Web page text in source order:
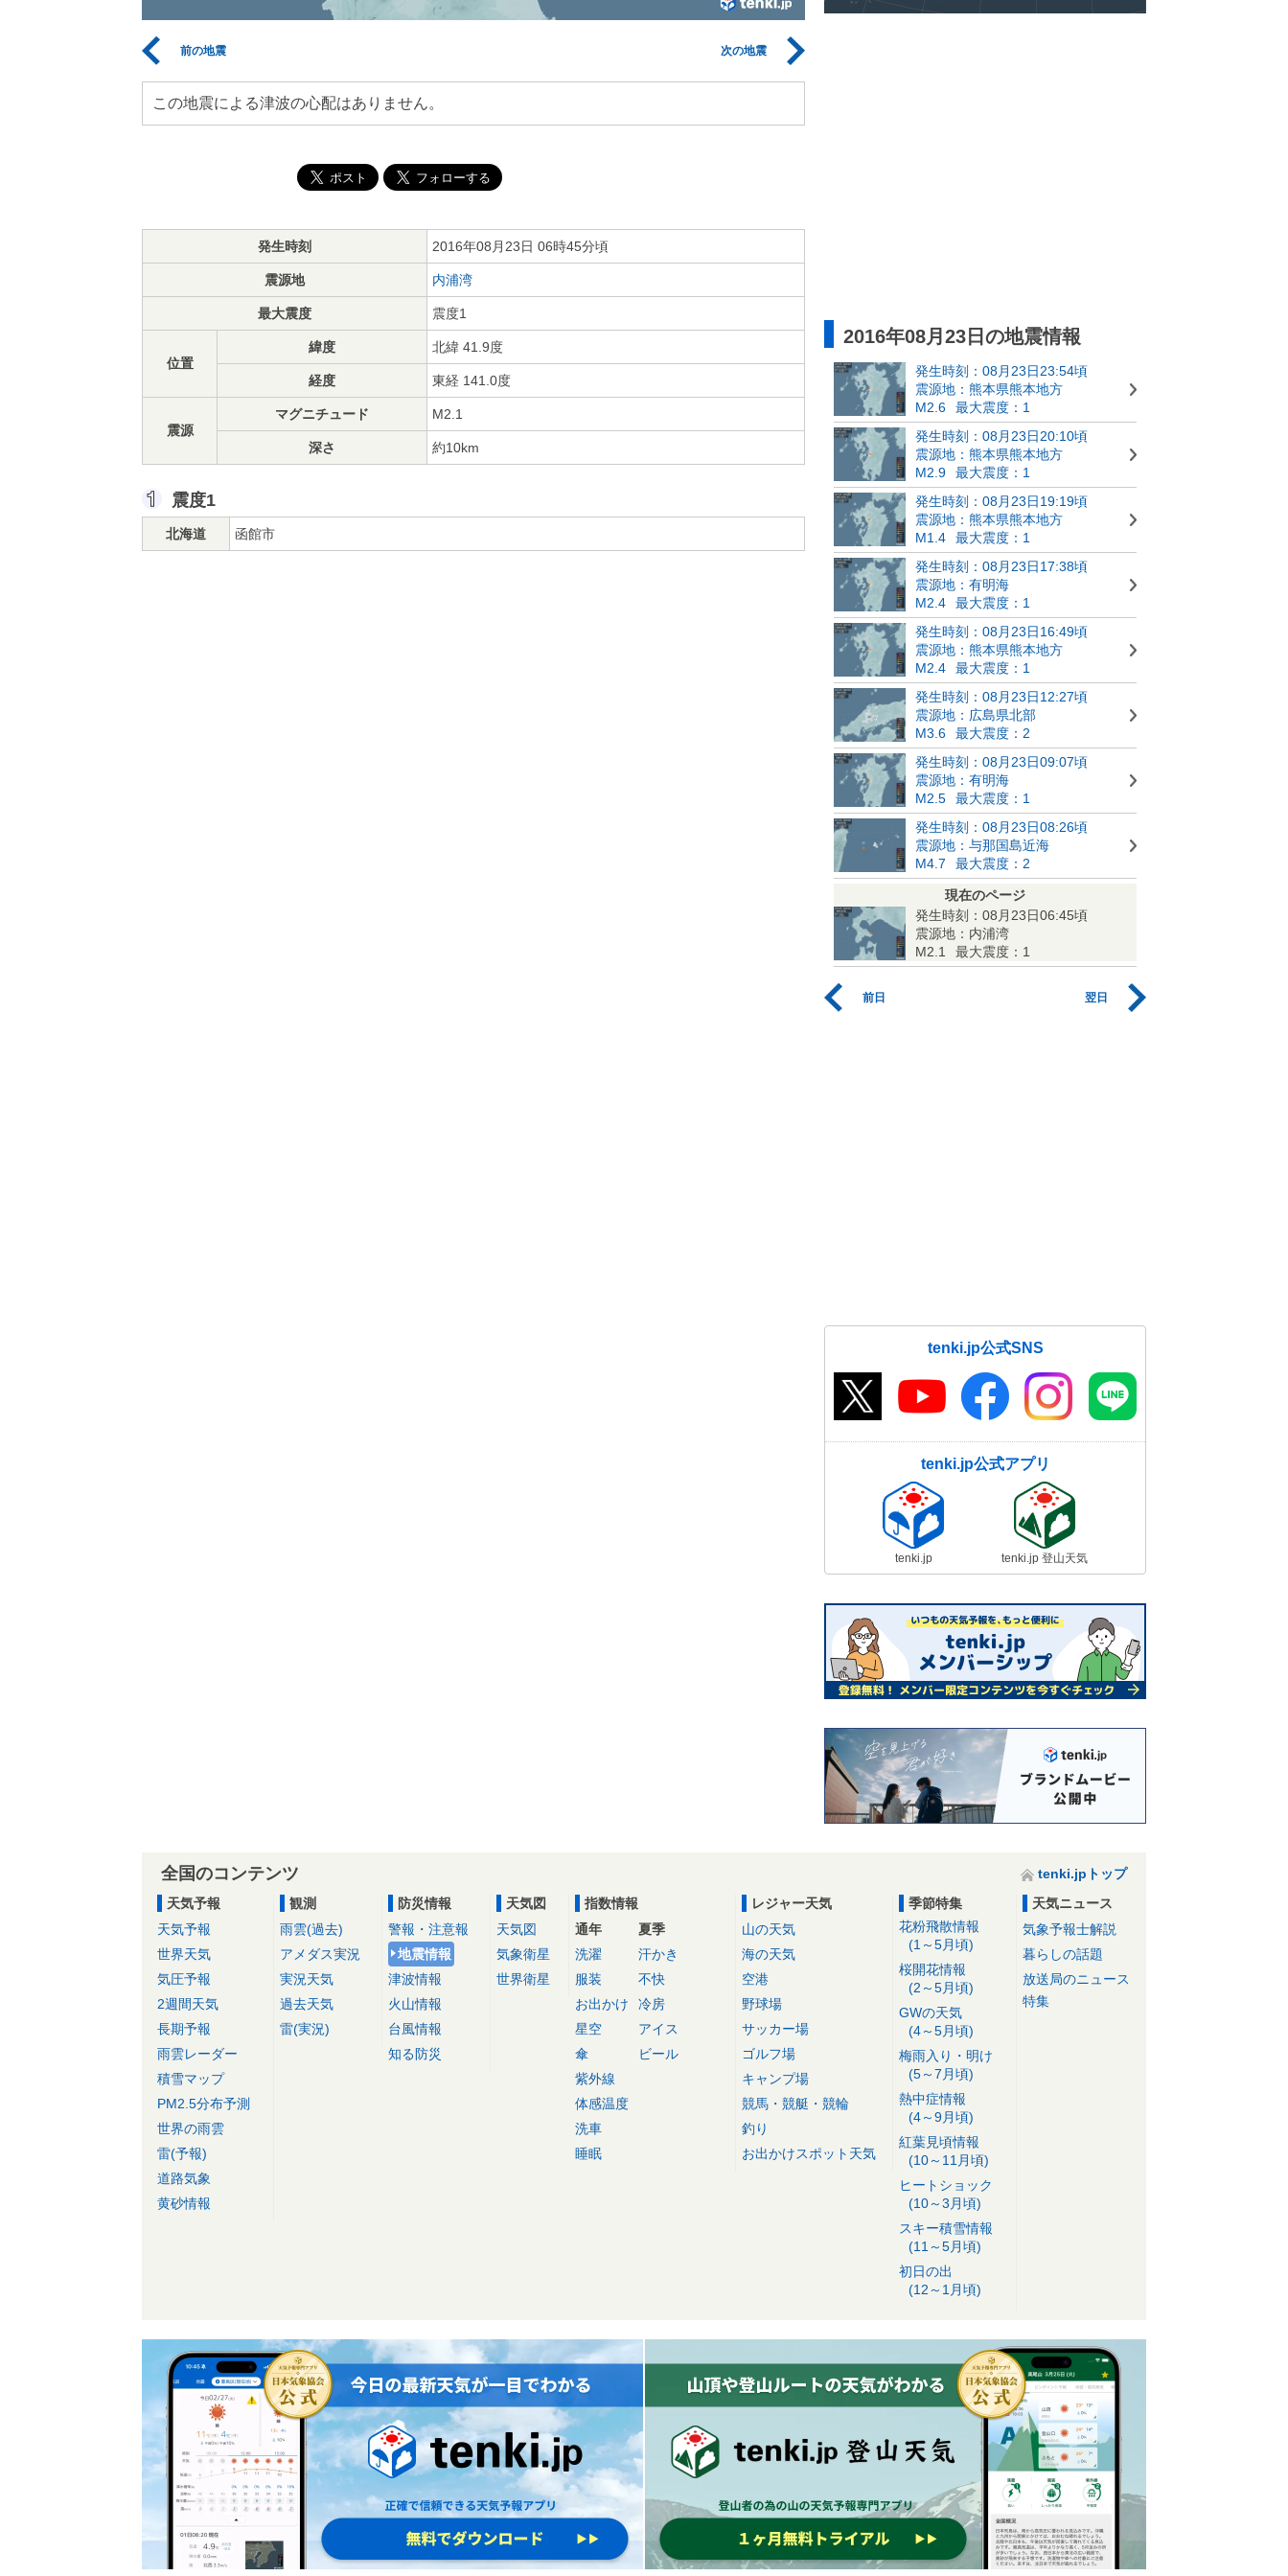
前の地震 次の地震
この地震による津波の心配はありません。
発生時刻 2016年08月23日 06時45分頃
震源地 内浦湾
最大震度 震度1
位置
緯度 北緯 41.9度
経度 東経 141.0度
震源
マグニチュード M2.1
深さ 約10km
震度1
北海道 函館市
2016年08月23日の地震情報
発生時刻：08月23日23:54頃
震源地：熊本県熊本地方
M2.6
最大震度：1
発生時刻：08月23日20:10頃
震源地：熊本県熊本地方
M2.9
最大震度：1
発生時刻：08月23日19:19頃
震源地：熊本県熊本地方
M1.4
最大震度：1
発生時刻：08月23日17:38頃
震源地：有明海
M2.4
最大震度：1
発生時刻：08月23日16:49頃
震源地：熊本県熊本地方
M2.4
最大震度：1
発生時刻：08月23日12:27頃
震源地：広島県北部
M3.6
最大震度：2
発生時刻：08月23日09:07頃
震源地：有明海
M2.5
最大震度：1
発生時刻：08月23日08:26頃
震源地：与那国島近海
M4.7
最大震度：2
現在のページ
発生時刻：08月23日06:45頃
震源地：内浦湾
M2.1
最大震度：1
前日 翌日
tenki.jp公式SNS
tenki.jp公式アプリ
tenki.jp tenki.jp 登山天気
全国のコンテンツ
tenki.jpトップ
天気予報
天気予報
世界天気
気圧予報
2週間天気
長期予報
雨雲レーダー
積雪マップ
PM2.5分布予測
世界の雨雲
雷(予報)
道路気象
黄砂情報
観測
雨雲(過去)
アメダス実況
実況天気
過去天気
雷(実況)
防災情報
警報・注意報
地震情報
津波情報
火山情報
台風情報
知る防災
天気図
天気図
気象衛星
世界衛星
指数情報
通年
洗濯
服装
お出かけ
星空
傘
紫外線
体感温度
洗車
睡眠
夏季
汗かき
不快
冷房
アイス
ビール
レジャー天気
山の天気
海の天気
空港
野球場
サッカー場
ゴルフ場
キャンプ場
競馬・競艇・競輪
釣り
お出かけスポット天気
季節特集
花粉飛散情報
(1～5月頃)
桜開花情報
(2～5月頃)
GWの天気
(4～5月頃)
梅雨入り・明け
(5～7月頃)
熱中症情報
(4～9月頃)
紅葉見頃情報
(10～11月頃)
ヒートショック
(10～3月頃)
スキー積雪情報
(11～5月頃)
初日の出
(12～1月頃)
天気ニュース
気象予報士解説
暮らしの話題
放送局のニュース
特集